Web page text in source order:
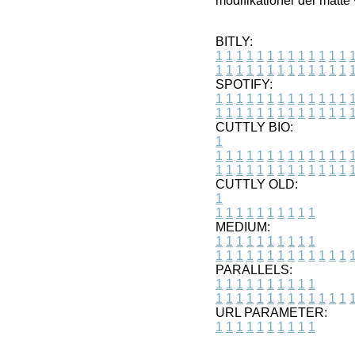
BITLY:
1 1 1 1 1 1 1 1 1 1 1 1 1 1
1 1 1 1 1 1 1 1 1 1 1 1 1 1
SPOTIFY:
1 1 1 1 1 1 1 1 1 1 1 1 1 1
1 1 1 1 1 1 1 1 1 1 1 1 1 1
CUTTLY BIO:
1
1 1 1 1 1 1 1 1 1 1 1 1 1 1
1 1 1 1 1 1 1 1 1 1 1 1 1 1
CUTTLY OLD:
1
1 1 1 1 1 1 1 1 1 1
MEDIUM:
1 1 1 1 1 1 1 1 1 1
1 1 1 1 1 1 1 1 1 1 1 1 1 1
PARALLELS:
1 1 1 1 1 1 1 1 1 1
1 1 1 1 1 1 1 1 1 1 1 1 1 1
URL PARAMETER:
1 1 1 1 1 1 1 1 1 1